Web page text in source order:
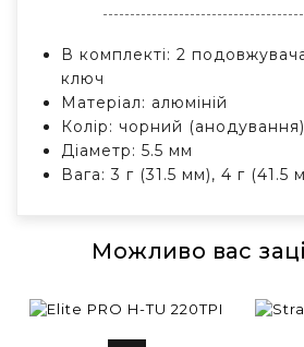
В комплекті: 2
ключ
Матеріал: алюміній
Колір: чорний (анодування)
Діаметр: 5.5 мм
Вага: 3 г (31.5 мм), 4 г (41.5
Можливо вас